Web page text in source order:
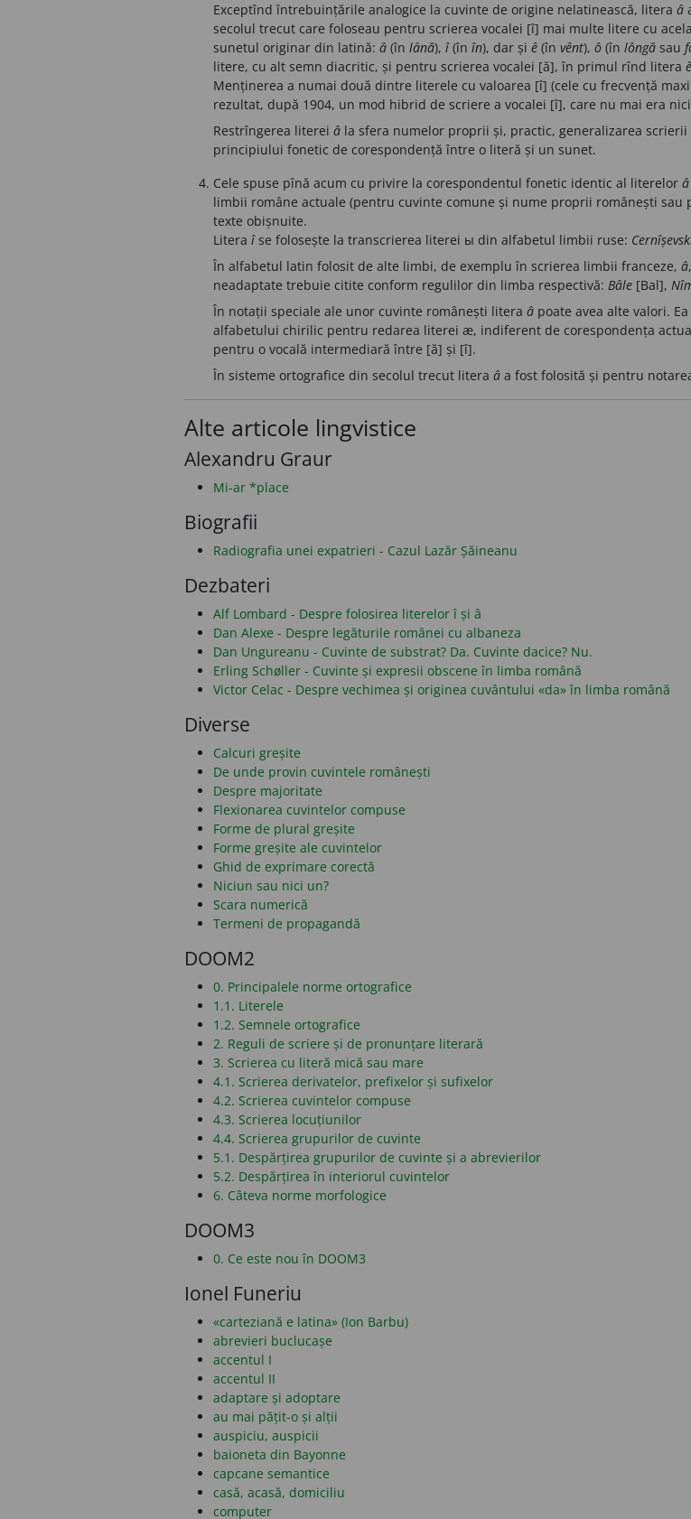
Exceptînd întrebuințările analogice la cuvinte de origine nelatinească, litera â
secolul trecut care foloseau pentru scrierea vocalei [î] mai multe litere cu
sunetul originar din latină: â (în lână), î(în în), dar și ê (în vênt), ô (în lôngă sau
litere, cu alt semn diacritic, și pentru scrierea vocalei [ă], în primul rînd litera ě
Menținerea a numai două dintre literele cu valoarea [î] (cele cu frecvență
rezultat, după 1904, un mod hibrid de scriere a vocalei [î], care nu mai era
Restrîngerea literei â la sfera numelor proprii și, practic, generalizarea scrierii
principiului fonetic de corespondență între o literă și un sunet.
Cele spuse pînă acum cu privire la corespondentul fonetic identic al literelor â
limbii române actuale (pentru cuvinte comune și nume proprii românești
texte obișnuite.
Litera îse folosește la transcrierea literei ы din alfabetul limbii ruse:
În alfabetul latin folosit de alte limbi, de exemplu în scrierea limbii franceze, â,
neadaptate trebuie citite conform regulilor din limba respectivă: Bâle [Bal],
În notații speciale ale unor cuvinte românești litera â poate avea alte valori.
alfabetului chirilic pentru redarea literei æ, indiferent de corespondența
pentru o vocală intermediară între [ă] și [î].
În sisteme ortografice din secolul trecut litera â a fost folosită și pentru
Alte articole lingvistice
Alexandru Graur
Mi-ar *place
Biografii
Radiografia unei expatrieri - Cazul Lazăr Șăineanu
Dezbateri
Alf Lombard - Despre folosirea literelor î și â
Dan Alexe - Despre legăturile românei cu albaneza
Dan Ungureanu - Cuvinte de substrat? Da. Cuvinte dacice? Nu.
Erling Schøller - Cuvinte și expresii obscene în limba română
Victor Celac - Despre vechimea și originea cuvântului «da» în limba română
Diverse
Calcuri greșite
De unde provin cuvintele românești
Despre majoritate
Flexionarea cuvintelor compuse
Forme de plural greșite
Forme greșite ale cuvintelor
Ghid de exprimare corectă
Niciun sau nici un?
Scara numerică
Termeni de propagandă
DOOM2
0. Principalele norme ortografice
1.1. Literele
1.2. Semnele ortografice
2. Reguli de scriere și de pronunțare literară
3. Scrierea cu literă mică sau mare
4.1. Scrierea derivatelor, prefixelor și sufixelor
4.2. Scrierea cuvintelor compuse
4.3. Scrierea locuțiunilor
4.4. Scrierea grupurilor de cuvinte
5.1. Despărțirea grupurilor de cuvinte și a abrevierilor
5.2. Despărțirea în interiorul cuvintelor
6. Câteva norme morfologice
DOOM3
0. Ce este nou în DOOM3
Ionel Funeriu
«carteziană e latina» (Ion Barbu)
abrevieri buclucașe
accentul I
accentul II
adaptare și adoptare
au mai pățit-o și alții
auspiciu, auspicii
baioneta din Bayonne
capcane semantice
casă, acasă, domiciliu
computer